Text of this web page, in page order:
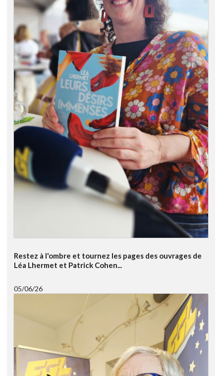
Restez à l'ombre et tournez les pages des ouvrages de
Léa Lhermet et Patrick Cohen...
05/06/26